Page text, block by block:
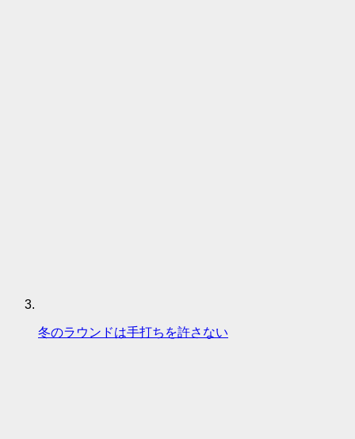
冬のラウンドは手打ちを許さない